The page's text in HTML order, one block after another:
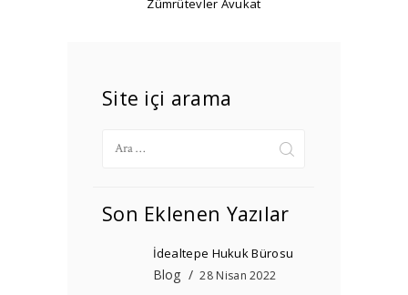
Zümrütevler Avukat
Site içi arama
Son Eklenen Yazılar
İdealtepe Hukuk Bürosu
Blog 28 Nisan 2022